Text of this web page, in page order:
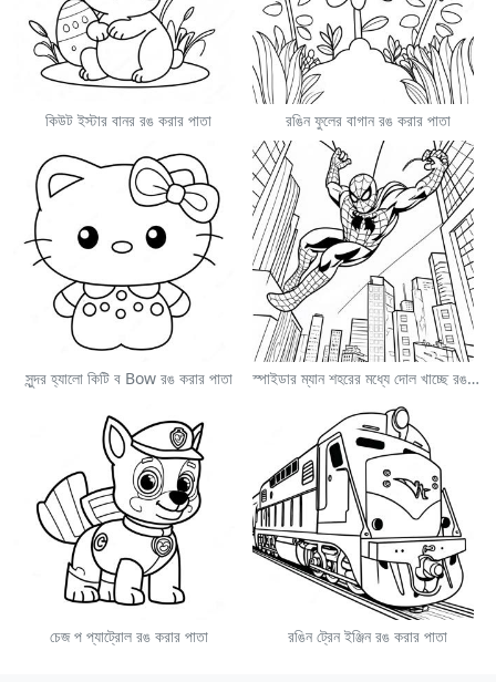
কিউট ইস্টার বানর রঙ করার পাতা রঙিন ফুলের বাগান রঙ করার পাতা
সুন্দর হ্যালো কিটি ব Bow রঙ করার পাতা স্পাইডার ম্যান শহরের মধ্যে দোল খাচ্ছে রঙ করার পাতা
চেজ প প্যাট্রোল রঙ করার পাতা রঙিন ট্রেন ইঞ্জিন রঙ করার পাতা